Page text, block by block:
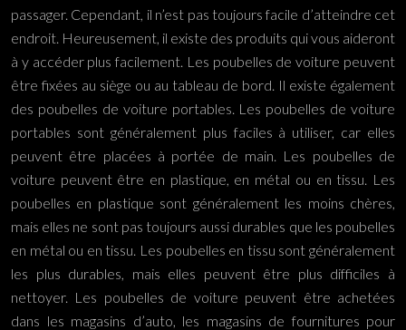
passager. Cependant, il n’est pas toujours facile d’atteindre cet
endroit. Heureusement, il existe des produits qui vous aideront
à y accéder plus facilement. Les poubelles de voiture peuvent
être fixées au siège ou au tableau de bord. Il existe également
des poubelles de voiture portables. Les poubelles de voiture
portables sont généralement plus faciles à utiliser, car elles
peuvent être placées à portée de main. Les poubelles de
voiture peuvent être en plastique, en métal ou en tissu. Les
poubelles en plastique sont généralement les moins chères,
mais elles ne sont pas toujours aussi durables que les poubelles
en métal ou en tissu. Les poubelles en tissu sont généralement
les plus durables, mais elles peuvent être plus difficiles à
nettoyer. Les poubelles de voiture peuvent être achetées
dans les magasins d’auto, les magasins de fournitures pour